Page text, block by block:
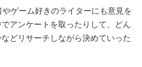
ゲーム好きのライターにも意見を
アンケートを取ったりして、どん
どリサーチしながら決めていった